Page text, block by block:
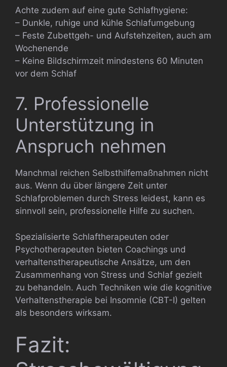
Achte zudem auf eine gute Schlafhygiene:
– Dunkle, ruhige und kühle Schlafumgebung
– Feste Zubettgeh- und Aufstehzeiten, auch am
Wochenende
– Keine Bildschirmzeit mindestens 60 Minuten
vor dem Schlaf
7. Professionelle
Unterstützung in
Anspruch nehmen
Manchmal reichen Selbsthilfemaßnahmen nicht
aus. Wenn du über längere Zeit unter
Schlafproblemen durch Stress leidest, kann es
sinnvoll sein, professionelle Hilfe zu suchen.
Spezialisierte Schlaftherapeuten oder
Psychotherapeuten bieten Coachings und
verhaltenstherapeutische Ansätze, um den
Zusammenhang von Stress und Schlaf gezielt
zu behandeln. Auch Techniken wie die kognitive
Verhaltenstherapie bei Insomnie (CBT-I) gelten
als besonders wirksam.
Fazit: